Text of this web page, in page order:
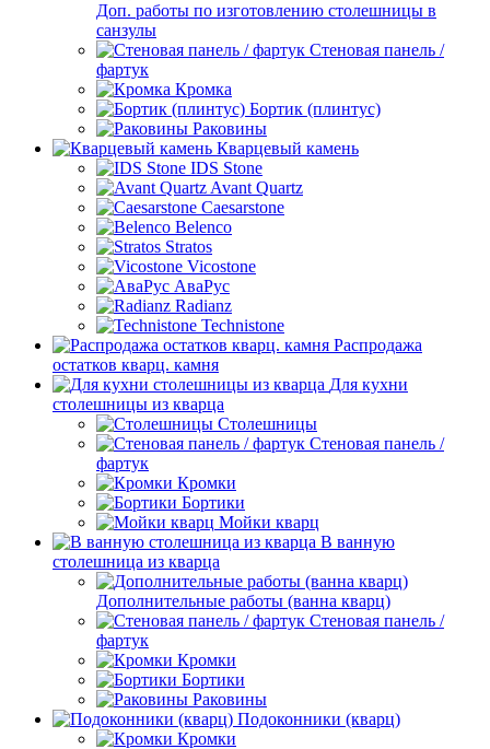
Доп. работы по изготовлению столешницы в
санзулы
Стеновая панель /
фартук
Кромка
Бортик (плинтус)
Раковины
Кварцевый камень
IDS Stone
Avant Quartz
Caesarstone
Belenco
Stratos
Vicostone
АваРус
Radianz
Technistone
Распродажа
остатков кварц. камня
Для кухни
столешницы из кварца
Столешницы
Стеновая панель /
фартук
Кромки
Бортики
Мойки кварц
В ванную
столешница из кварца
Дополнительные работы (ванна кварц)
Стеновая панель /
фартук
Кромки
Бортики
Раковины
Подоконники (кварц)
Кромки